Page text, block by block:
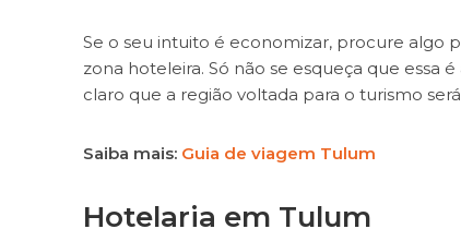
Se o seu intuito é economizar, procure algo
zona hoteleira. Só não se esqueça que essa
claro que a região voltada para o turismo
Saiba mais: Guia de viagem Tulum
Hotelaria em Tulum